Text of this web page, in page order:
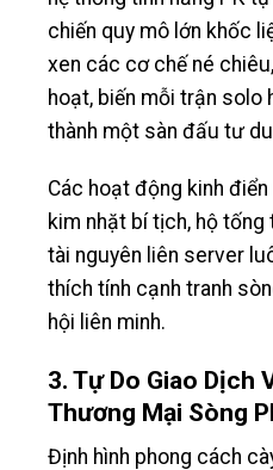
chiến quy mô lớn khốc
xen các cơ chế né
hoạt, biến mỗi trận solo
thành một sàn đấu tư
Các hoạt động kinh
kim nhặt bí tịch, hộ
tài nguyên liên server
thích tính cạnh tranh
hội liên minh.
3. Tự Do Giao Dịch
Thương Mại Sòng
Định hình phong cách